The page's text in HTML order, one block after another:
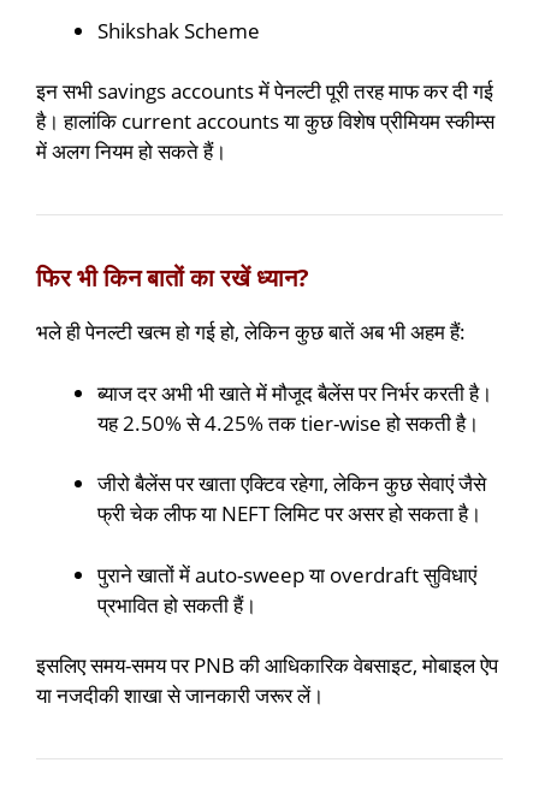
Shikshak Scheme
इन सभी savings accounts में पेनल्टी पूरी तरह माफ कर दी गई
है। हालांकि current accounts या कुछ विशेष प्रीमियम स्कीम्स
में अलग नियम हो सकते हैं।
फिर भी किन बातों का रखें ध्यान?
भले ही पेनल्टी खत्म हो गई हो, लेकिन कुछ बातें अब भी अहम हैं:
ब्याज दर अभी भी खाते में मौजूद बैलेंस पर निर्भर करती है।
यह 2.50% से 4.25% तक tier-wise हो सकती है।
जीरो बैलेंस पर खाता एक्टिव रहेगा, लेकिन कुछ सेवाएं जैसे
फ्री चेक लीफ या NEFT लिमिट पर असर हो सकता है।
पुराने खातों में auto-sweep या overdraft सुविधाएं
प्रभावित हो सकती हैं।
इसलिए समय-समय पर PNB की आधिकारिक वेबसाइट, मोबाइल ऐप
या नजदीकी शाखा से जानकारी जरूर लें।